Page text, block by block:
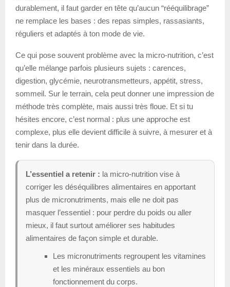
durablement, il faut garder en tête qu’aucun “rééquilibrage”
ne remplace les bases : des repas simples, rassasiants,
réguliers et adaptés à ton mode de vie.
Ce qui pose souvent problème avec la micro-nutrition, c’est
qu’elle mélange parfois plusieurs sujets : carences,
digestion, glycémie, neurotransmetteurs, appétit, stress,
sommeil. Sur le terrain, cela peut donner une impression de
méthode très complète, mais aussi très floue. Et si tu
hésites encore, c’est normal : plus une approche est
complexe, plus elle devient difficile à suivre, à mesurer et à
tenir dans la durée.
L’essentiel a retenir : la micro-nutrition vise à
corriger les déséquilibres alimentaires en apportant
plus de micronutriments, mais elle ne doit pas
masquer l’essentiel : pour perdre du poids ou aller
mieux, il faut surtout améliorer ses habitudes
alimentaires de façon simple et durable.
Les micronutriments regroupent les vitamines
et les minéraux essentiels au bon
fonctionnement du corps.